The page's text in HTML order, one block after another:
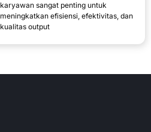
karyawan sangat penting untuk
meningkatkan efisiensi, efektivitas, dan
kualitas output